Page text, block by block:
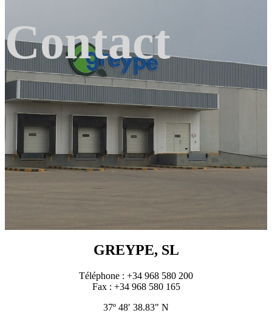
Contact
GREYPE, SL
Téléphone : +34 968 580 200
Fax : +34 968 580 165
37º 48′ 38.83" N